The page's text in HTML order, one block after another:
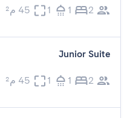
2
1
1 45 م²
Junior Suite
2
1
1 45 م²